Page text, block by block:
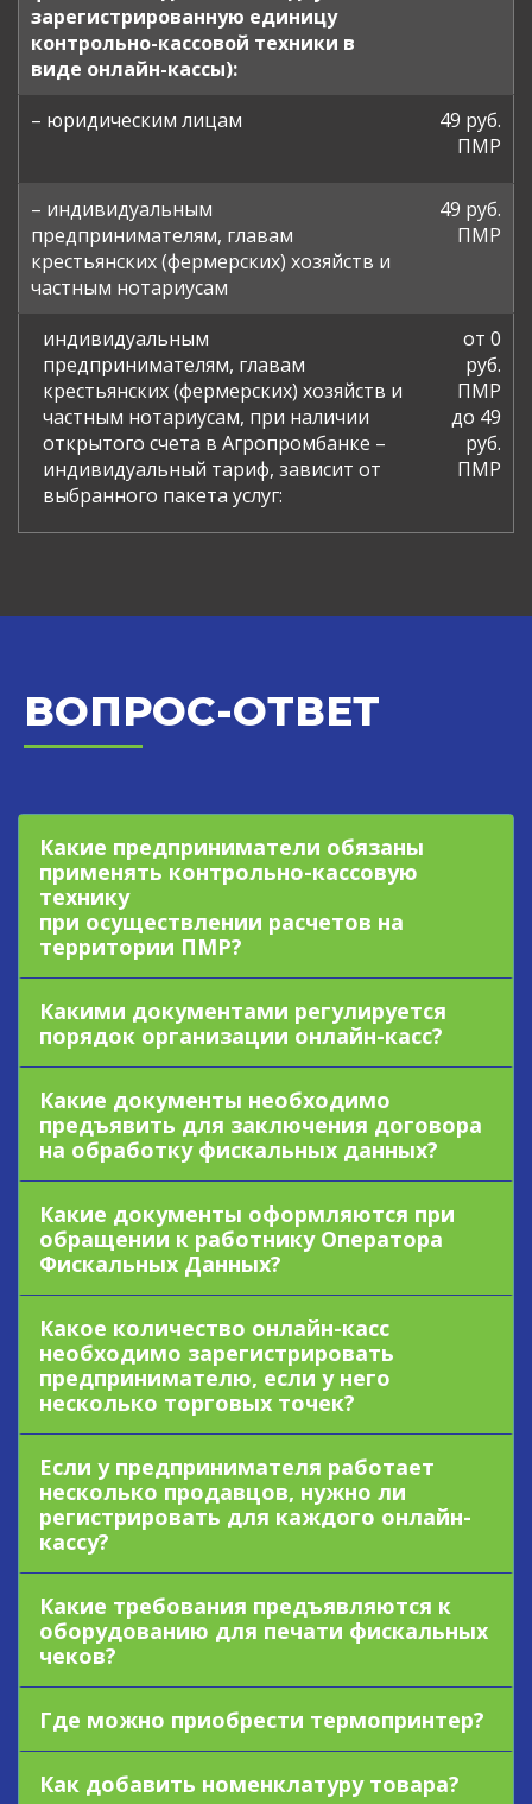
зарегистрированную единицу
контрольно-кассовой техники в
виде онлайн-кассы):
– юридическим лицам
49 руб.
ПМР
– индивидуальным
предпринимателям, главам
крестьянских (фермерских) хозяйств и
частным нотариусам
49 руб.
ПМР
индивидуальным
предпринимателям, главам
крестьянских (фермерских) хозяйств и
частным нотариусам, при наличии
открытого счета в Агропромбанке –
индивидуальный тариф, зависит от
выбранного пакета услуг:
от 0
руб.
ПМР
до 49
руб.
ПМР
ВОПРОС-ОТВЕТ
Какие предприниматели обязаны
применять контрольно-кассовую
технику
при осуществлении расчетов на
территории ПМР?
Какими документами регулируется
порядок организации онлайн-касс?
Какие документы необходимо
предъявить для заключения договора
на обработку фискальных данных?
Какие документы оформляются при
обращении к работнику Оператора
Фискальных Данных?
Какое количество онлайн-касс
необходимо зарегистрировать
предпринимателю, если у него
несколько торговых точек?
Если у предпринимателя работает
несколько продавцов, нужно ли
регистрировать для каждого онлайн-
кассу?
Какие требования предъявляются к
оборудованию для печати фискальных
чеков?
Где можно приобрести термопринтер?
Как добавить номенклатуру товара?